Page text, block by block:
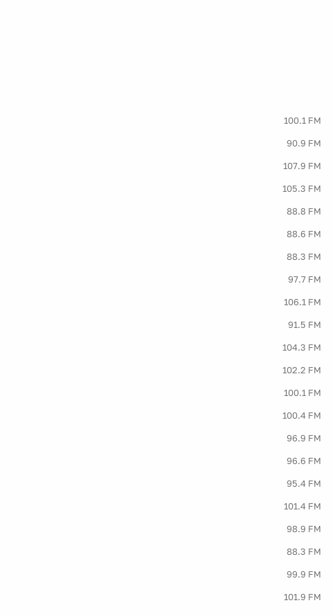
100.1 FM
90.9 FM
107.9 FM
105.3 FM
88.8 FM
88.6 FM
88.3 FM
97.7 FM
106.1 FM
91.5 FM
104.3 FM
102.2 FM
100.1 FM
100.4 FM
96.9 FM
96.6 FM
95.4 FM
101.4 FM
98.9 FM
88.3 FM
99.9 FM
101.9 FM